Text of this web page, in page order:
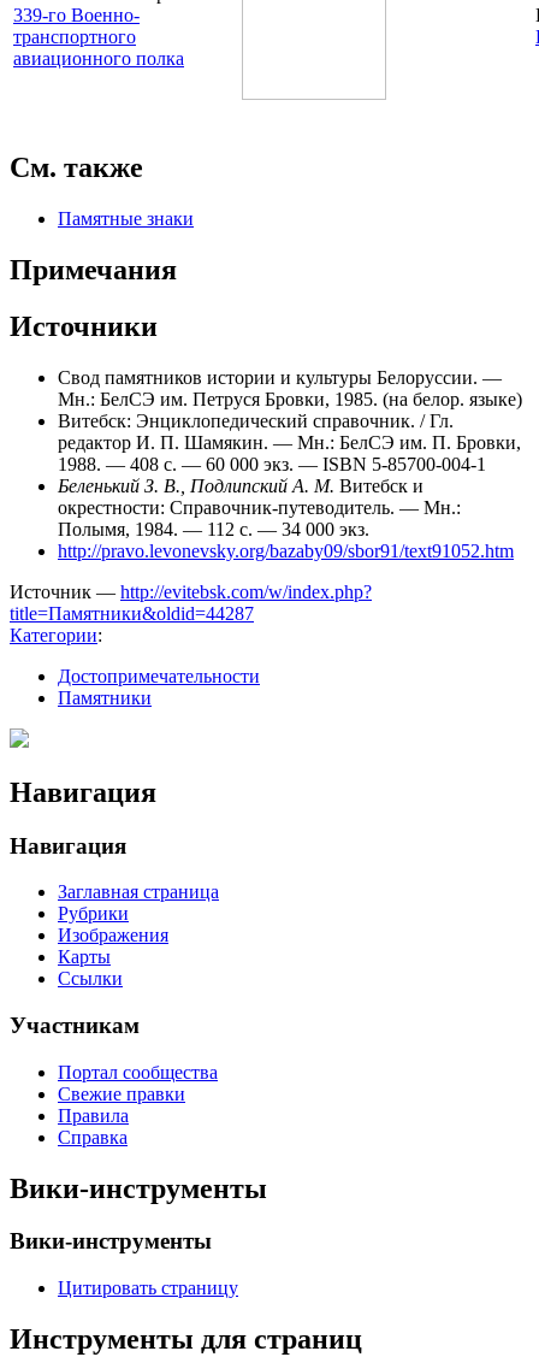
339-го Военно-
транспортного
авиационного полка
См. также
Памятные знаки
Примечания
Источники
Свод памятников истории и культуры Белоруссии. —
Мн.: БелСЭ им. Петруся Бровки, 1985. (на белор. языке)
Витебск: Энциклопедический справочник. / Гл.
редактор И. П. Шамякин. — Мн.: БелСЭ им. П. Бровки,
1988. — 408 с. — 60 000 экз. — ISBN 5-85700-004-1
Беленький З. В., Подлипский А. М. Витебск и
окрестности: Справочник-путеводитель. — Мн.:
Полымя, 1984. — 112 с. — 34 000 экз.
http://pravo.levonevsky.org/bazaby09/sbor91/text91052.htm
Источник — http://evitebsk.com/w/index.php?
title=Памятники&oldid=44287
Категории:
Достопримечательности
Памятники
Навигация
Навигация
Заглавная страница
Рубрики
Изображения
Карты
Ссылки
Участникам
Портал сообщества
Свежие правки
Правила
Справка
Вики-инструменты
Вики-инструменты
Цитировать страницу
Инструменты для страниц